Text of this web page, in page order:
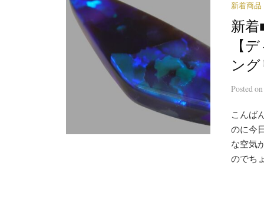
新着商品
新着
【
ン
Postedon
こんば
のに今
な空気
のでち